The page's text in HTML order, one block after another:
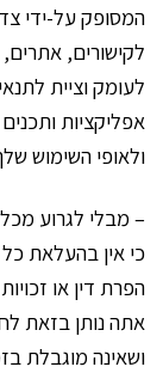
המסופק על-ידי
לקישורים,
לעומק וציית
אפליקציות
ולאופי השימוש
– מבלי לגרוע
כי אין בהעלאת
הפרת דין או
אתה נותן בזאת
ושאינה מוגבלת